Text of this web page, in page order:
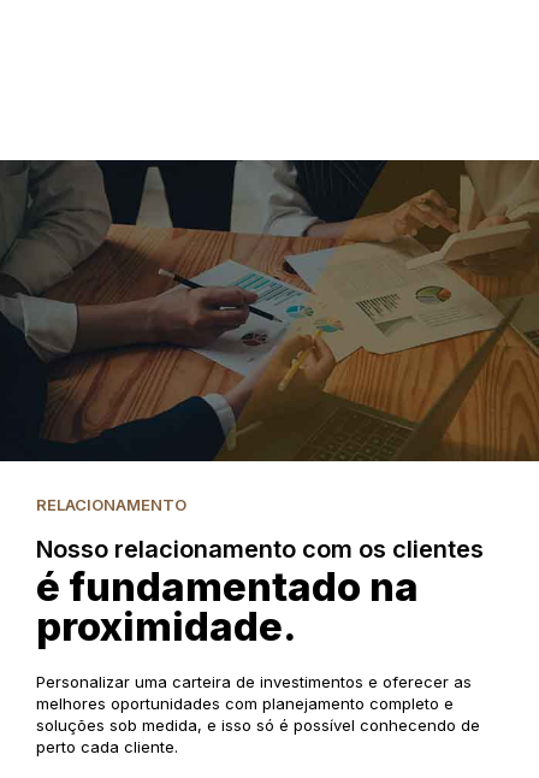
RELACIONAMENTO
Nosso relacionamento com os clientes
é fundamentado na
proximidade.
Personalizar uma carteira de investimentos e oferecer as
melhores oportunidades com planejamento completo e
soluções sob medida, e isso só é possível conhecendo de
perto cada cliente.